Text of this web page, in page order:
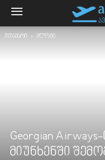
მთავარი ბლოგი
Georgian
მიუნხენში